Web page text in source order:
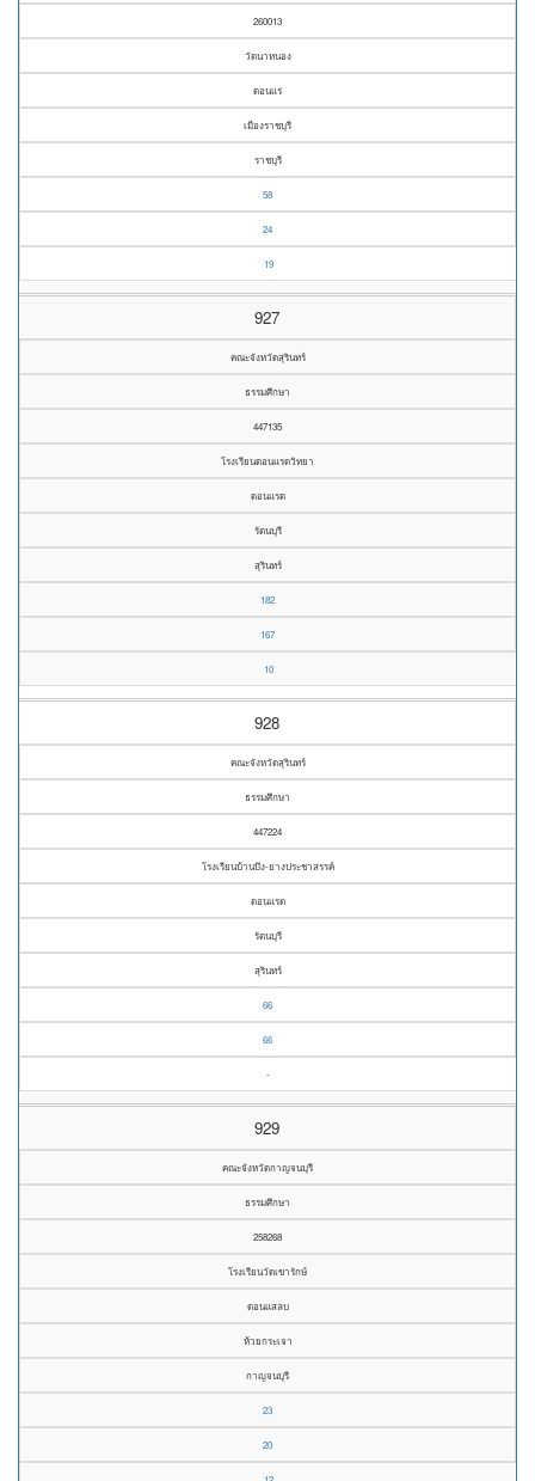
260013
วัดนาหนอง
ดอนแร่
เมืองราชบุรี
ราชบุรี
58
24
19
927
คณะจังหวัดสุรินทร์
ธรรมศึกษา
447135
โรงเรียนดอนแรดวิทยา
ดอนแรด
รัตนบุรี
สุรินทร์
182
167
10
928
คณะจังหวัดสุรินทร์
ธรรมศึกษา
447224
โรงเรียนบ้านบึง-ยางประชาสรรค์
ดอนแรด
รัตนบุรี
สุรินทร์
66
66
-
929
คณะจังหวัดกาญจนบุรี
ธรรมศึกษา
258268
โรงเรียนวัดเขารักษ์
ดอนแสลบ
ห้วยกระเจา
กาญจนบุรี
23
20